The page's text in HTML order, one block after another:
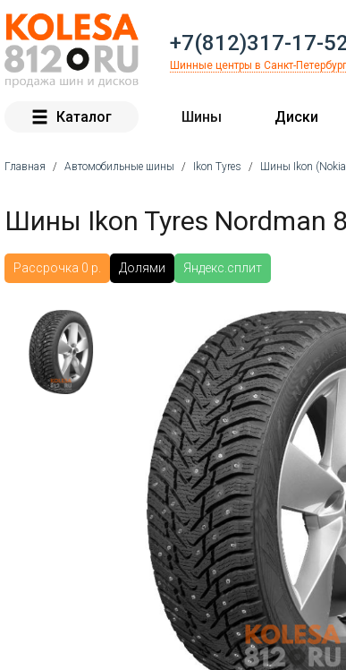
+7(812)317-17-
Шинные центры в Санкт-
Каталог Шины Диски
Главная / Автомобильные шины / Ikon Tyres / Шины Ikon
Шины Ikon Tyres Nordman
Рассрочка 0 р. Долями Яндекс.сплит